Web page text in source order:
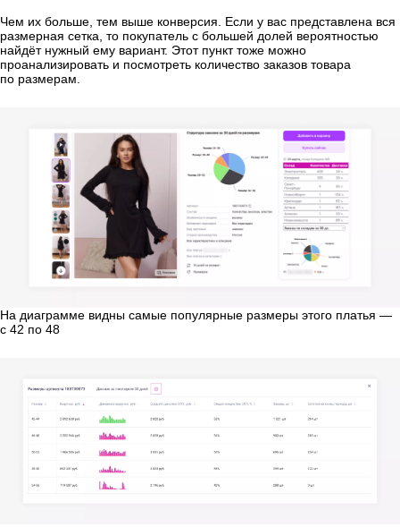
Чем их больше, тем выше конверсия. Если у вас представлена вся
размерная сетка, то покупатель с большей долей вероятностью
найдёт нужный ему вариант. Этот пункт тоже можно
проанализировать и посмотреть количество заказов товара
по размерам.
На диаграмме видны самые популярные размеры этого платья —
с 42 по 48